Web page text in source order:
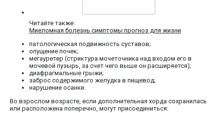
Читайте также:
Миеломная болезнь симптомы прогноз для жизни
патологическая подвижность суставов;
опущение почек;
мегауретер (стриктура мочеточника над входом его в
мочевой пузырь, за счет чего выше он расширяется);
диафрагмальные грыжи;
заброс содержимого желудка в пищевод;
нарушение осанки.
Во взрослом возрасте, если дополнительная хорда сохранилась
или расположена поперечно, могут присоединиться: